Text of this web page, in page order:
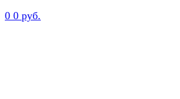
0 0 руб.